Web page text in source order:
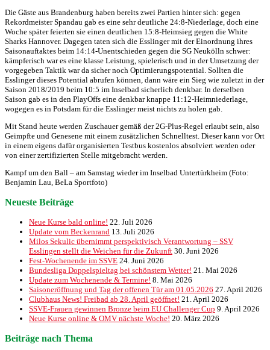
Die Gäste aus Brandenburg haben bereits zwei Partien hinter sich: gegen
Rekordmeister Spandau gab es eine sehr deutliche 24:8-Niederlage, doch eine
Woche später feierten sie einen deutlichen 15:8-Heimsieg gegen die White
Sharks Hannover. Dagegen taten sich die Esslinger mit der Einordnung ihres
Saisonauftaktes beim 14:14-Unentschieden gegen die SG Neukölln schwer:
kämpferisch war es eine klasse Leistung, spielerisch und in der Umsetzung der
vorgegeben Taktik war da sicher noch Optimierungspotential. Sollten die
Esslinger dieses Potential abrufen können, dann wäre ein Sieg wie zuletzt in der
Saison 2018/2019 beim 10:5 im Inselbad sicherlich denkbar. In derselben
Saison gab es in den PlayOffs eine denkbar knappe 11:12-Heimniederlage,
wogegen es in Potsdam für die Esslinger meist nichts zu holen gab.
Mit Stand heute werden Zuschauer gemäß der 2G-Plus-Regel erlaubt sein, also
Geimpfte und Genesene mit einem zusätzlichen Schnelltest. Dieser kann vor Ort
in einem eigens dafür organisierten Testbus kostenlos absolviert werden oder
von einer zertifizierten Stelle mitgebracht werden.
Kampf um den Ball – am Samstag wieder im Inselbad Untertürkheim (Foto:
Benjamin Lau, BeLa Sportfoto)
Neueste Beiträge
Neue Kurse bald online! 22. Juli 2026
Update vom Beckenrand 13. Juli 2026
Milos Sekulic übernimmt perspektivisch Verantwortung – SSV
Esslingen stellt die Weichen für die Zukunft 30. Juni 2026
Fest-Wochenende im SSVE 24. Juni 2026
Bundesliga Doppelspieltag bei schönstem Wetter! 21. Mai 2026
Update zum Wochenende & Termine! 8. Mai 2026
Saisoneröffnung und Tag der offenen Tür am 01.05.2026 27. April 2026
Clubhaus News! Freibad ab 28. April geöffnet! 21. April 2026
SSVE-Frauen gewinnen Bronze beim EU Challenger Cup 9. April 2026
Neue Kurse online & OMV nächste Woche! 20. März 2026
Beiträge nach Thema